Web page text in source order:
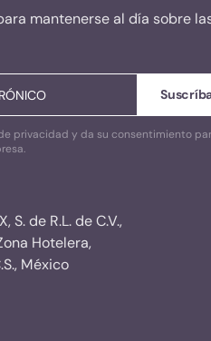
mantenerse al día sobre
privacidad y da su consentimiento
de R.L. de C.V.,
Hotelera,
México